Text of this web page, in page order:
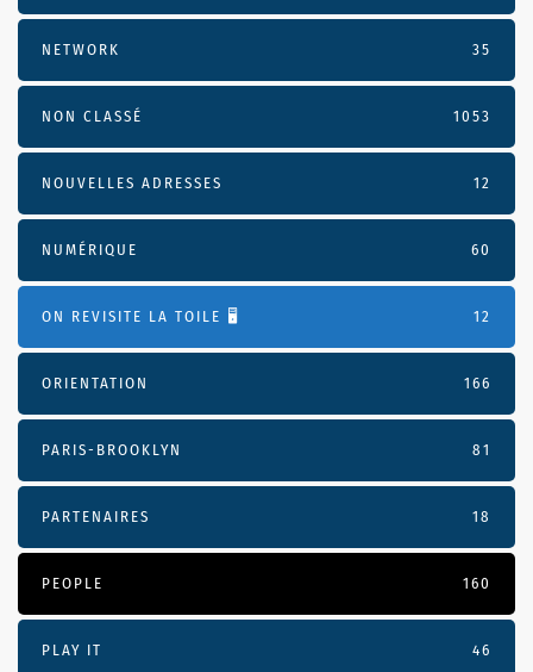
NETWORK 35
NON CLASSÉ 1053
NOUVELLES ADRESSES 12
NUMÉRIQUE 60
ON REVISITE LA TOILE 🖥️ 12
ORIENTATION 166
PARIS-BROOKLYN 81
PARTENAIRES 18
PEOPLE 160
PLAY IT 46